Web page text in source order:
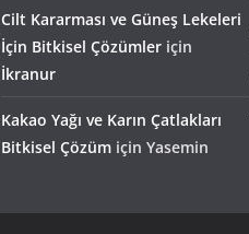
Cilt Kararması ve Güneş Lekeleri
İçin Bitkisel Çözümler için
İkranur
Kakao Yağı ve Karın Çatlakları
Bitkisel Çözüm için Yasemin